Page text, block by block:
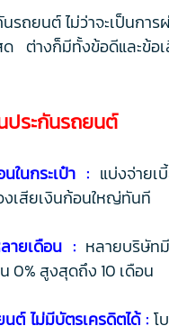
รถยนต์ ไม่ว่าจะเป็นกา
ต่างก็มีทั้งข้อดีและข้อ
ระกันรถยนต์
ในกระเป๋า : แบ่งจ่ายเ
เสียเงินก้อนใหญ่ทันที
ายเดือน : หลายบริษัท
0% สูงสุดถึง 10 เดือน
ต์ ไม่มีบัตรเครดิตได้ : โ